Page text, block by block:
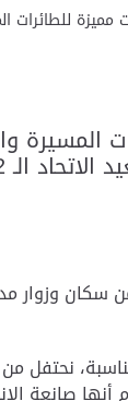
المسيرة
الـ 52 .
وزوار
نحتفل من
صانعة